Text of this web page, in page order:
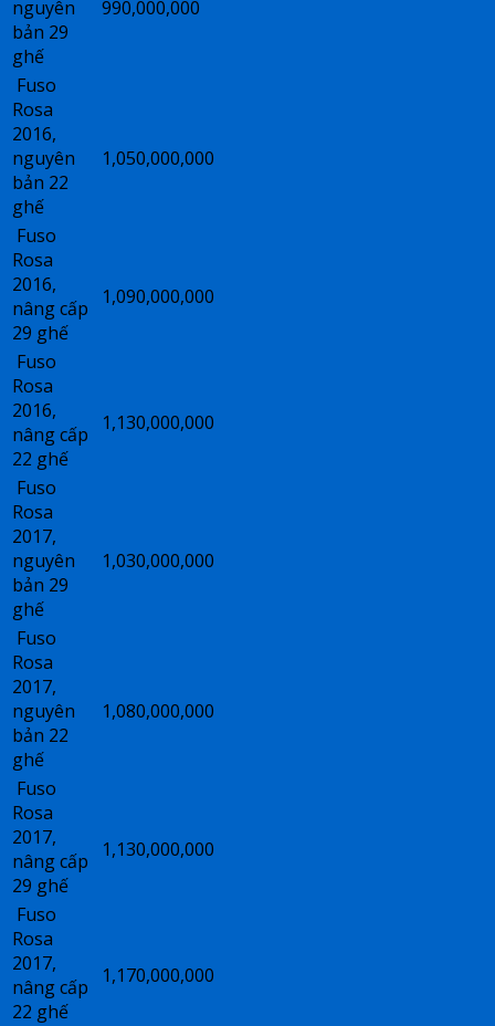
nguyên
bản 29
ghế
990,000,000
Fuso
Rosa
2016,
nguyên
bản 22
ghế
1,050,000,000
Fuso
Rosa
2016,
nâng cấp
29 ghế
1,090,000,000
Fuso
Rosa
2016,
nâng cấp
22 ghế
1,130,000,000
Fuso
Rosa
2017,
nguyên
bản 29
ghế
1,030,000,000
Fuso
Rosa
2017,
nguyên
bản 22
ghế
1,080,000,000
Fuso
Rosa
2017,
nâng cấp
29 ghế
1,130,000,000
Fuso
Rosa
2017,
nâng cấp
22 ghế
1,170,000,000